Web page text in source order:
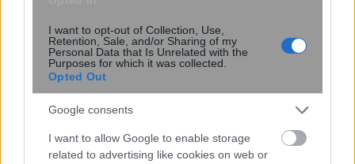
I want to opt-out of Collection, Use,
Retention, Sale, and/or Sharing of my
Personal Data that Is Unrelated with the
Purposes for which it was collected.
Opted Out
Google consents
I want to allow Google to enable storage
related to advertising like cookies on web or